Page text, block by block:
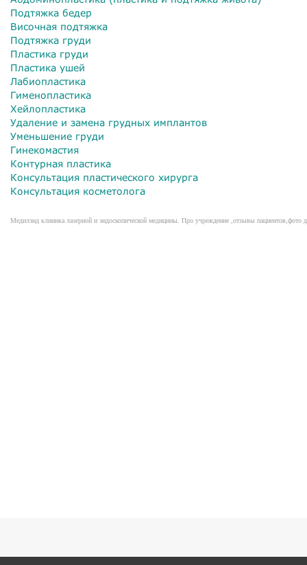
Подтяжка бедер
Височная подтяжка
Подтяжка груди
Пластика груди
Пластика ушей
Лабиопластика
Гименопластика
Хейлопластика
Удаление и замена грудных имплантов
Уменьшение груди
Гинекомастия
Контурная пластика
Консультация пластического хирурга
Консультация косметолога
Медилэнд клиника лазерной и эндоскопической медицины. Про учреждение ,отзывы